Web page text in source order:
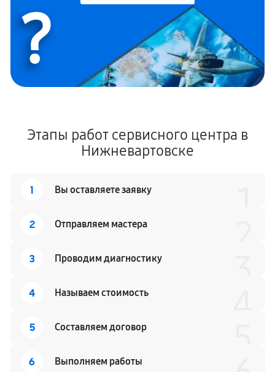
?
Этапы работ сервисного центра в
Нижневартовске
1 Вы оставляете заявку
2 Отправляем мастера
3 Проводим диагностику
4 Называем стоимость
5 Составляем договор
6 Выполняем работы